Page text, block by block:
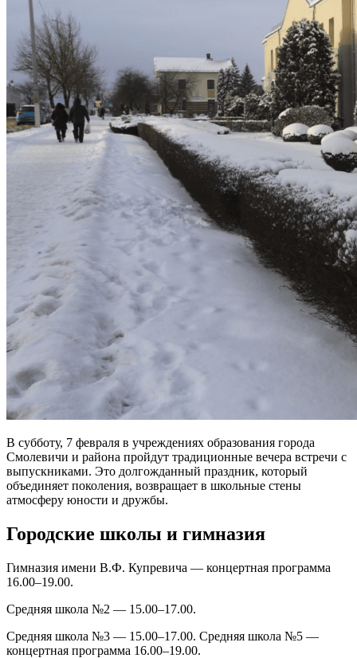
В субботу, 7 февраля в учреждениях образования города
Смолевичи и района пройдут традиционные вечера встречи с
выпускниками. Это долгожданный праздник, который
объединяет поколения, возвращает в школьные стены
атмосферу юности и дружбы.
Городские школы и гимназия
Гимназия имени В.Ф. Купревича — концертная программа
16.00–19.00.
Средняя школа №2 — 15.00–17.00.
Средняя школа №3 — 15.00–17.00. Средняя школа №5 —
концертная программа 16.00–19.00.